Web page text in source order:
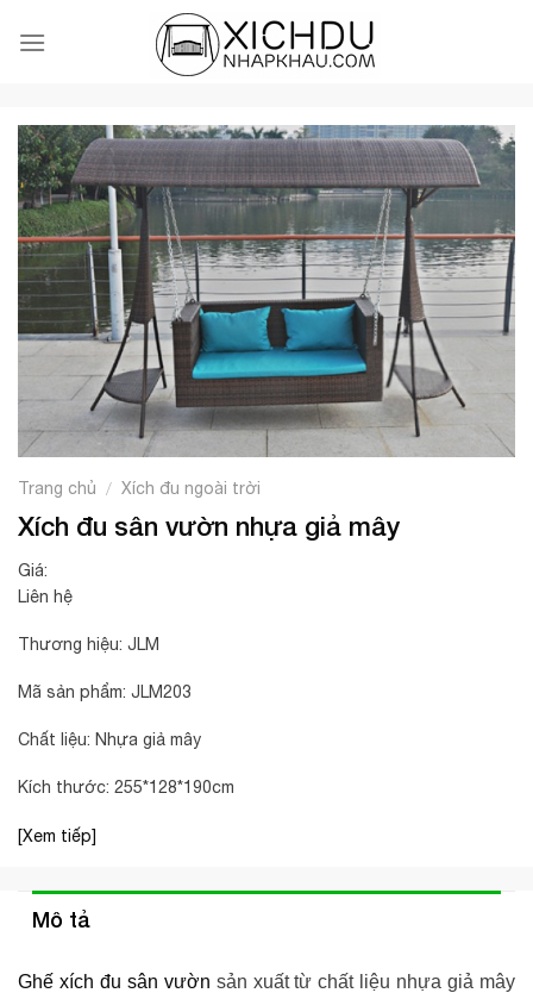
Trang chủ / Xích đu ngoài trời
Xích đu sân vườn nhựa giả mây
Giá:
Liên hệ
Thương hiệu: JLM
Mã sản phẩm: JLM203
Chất liệu: Nhựa giả mây
Kích thước: 255*128*190cm
[Xem tiếp]
Mô tả
Ghế xích đu sân vườn sản xuất từ chất liệu nhựa giả mây